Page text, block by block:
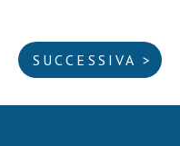
SUCCESSIVA >